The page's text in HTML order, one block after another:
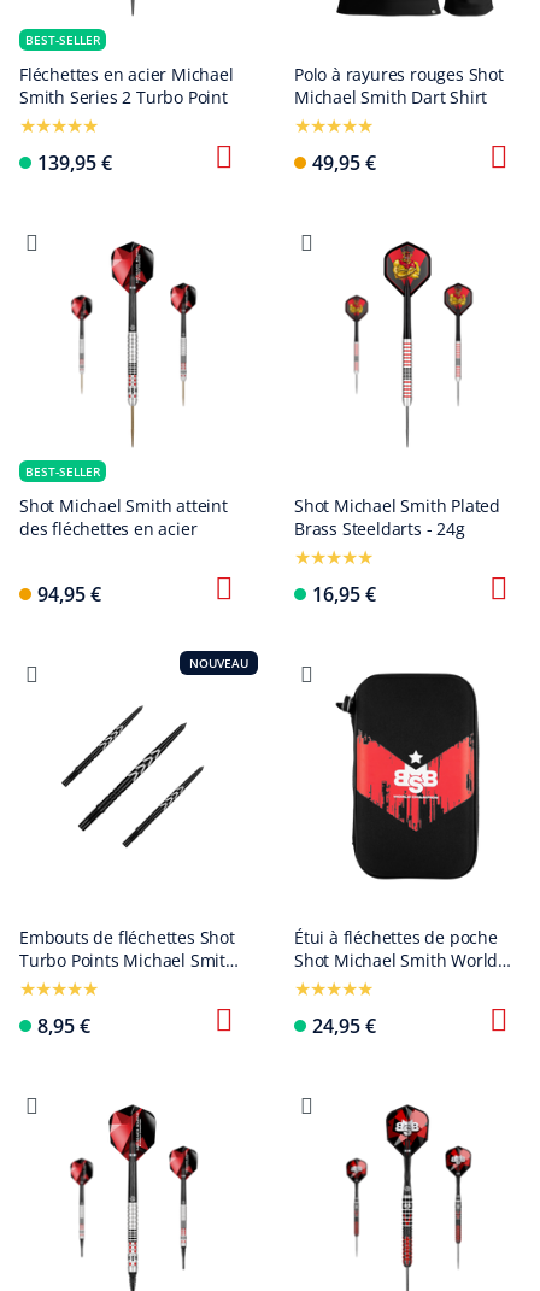
BEST-SELLER
Fléchettes en acier Michael
Smith Series 2 Turbo Point
139,95 €
Polo à rayures rouges Shot
Michael Smith Dart Shirt
49,95 €
BEST-SELLER
Shot Michael Smith atteint
des fléchettes en acier
94,95 €
Shot Michael Smith Plated
Brass Steeldarts - 24g
16,95 €
NOUVEAU
Embouts de fléchettes Shot
Turbo Points Michael Smith
- Noirs
8,95 €
Étui à fléchettes de poche
Shot Michael Smith World
Champion - Victory
24,95 €